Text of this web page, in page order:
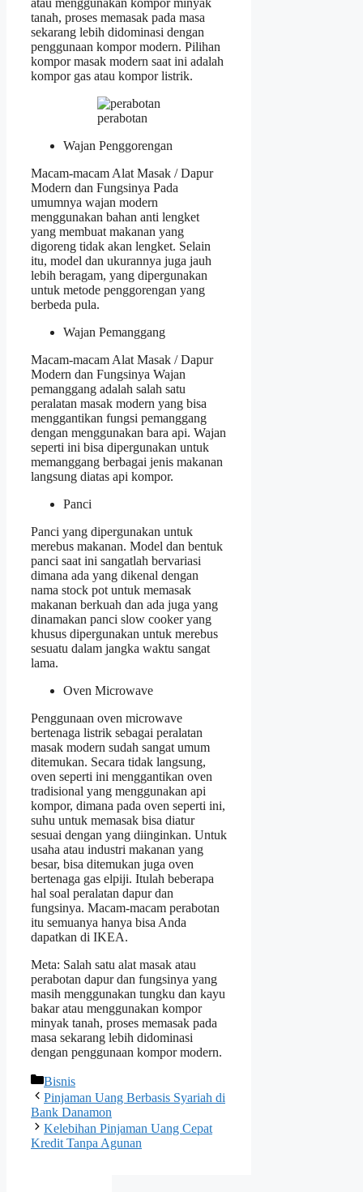
atau menggunakan kompor minyak
tanah, proses memasak pada masa
sekarang lebih didominasi dengan
penggunaan kompor modern. Pilihan
kompor masak modern saat ini adalah
kompor gas atau kompor listrik.
perabotan
Wajan Penggorengan
Macam-macam Alat Masak / Dapur
Modern dan Fungsinya Pada
umumnya wajan modern
menggunakan bahan anti lengket
yang membuat makanan yang
digoreng tidak akan lengket. Selain
itu, model dan ukurannya juga jauh
lebih beragam, yang dipergunakan
untuk metode penggorengan yang
berbeda pula.
Wajan Pemanggang
Macam-macam Alat Masak / Dapur
Modern dan Fungsinya Wajan
pemanggang adalah salah satu
peralatan masak modern yang bisa
menggantikan fungsi pemanggang
dengan menggunakan bara api. Wajan
seperti ini bisa dipergunakan untuk
memanggang berbagai jenis makanan
langsung diatas api kompor.
Panci
Panci yang dipergunakan untuk
merebus makanan. Model dan bentuk
panci saat ini sangatlah bervariasi
dimana ada yang dikenal dengan
nama stock pot untuk memasak
makanan berkuah dan ada juga yang
dinamakan panci slow cooker yang
khusus dipergunakan untuk merebus
sesuatu dalam jangka waktu sangat
lama.
Oven Microwave
Penggunaan oven microwave
bertenaga listrik sebagai peralatan
masak modern sudah sangat umum
ditemukan. Secara tidak langsung,
oven seperti ini menggantikan oven
tradisional yang menggunakan api
kompor, dimana pada oven seperti ini,
suhu untuk memasak bisa diatur
sesuai dengan yang diinginkan. Untuk
usaha atau industri makanan yang
besar, bisa ditemukan juga oven
bertenaga gas elpiji. Itulah beberapa
hal soal peralatan dapur dan
fungsinya. Macam-macam perabotan
itu semuanya hanya bisa Anda
dapatkan di IKEA.
Meta: Salah satu alat masak atau
perabotan dapur dan fungsinya yang
masih menggunakan tungku dan kayu
bakar atau menggunakan kompor
minyak tanah, proses memasak pada
masa sekarang lebih didominasi
dengan penggunaan kompor modern.
Categories
Bisnis
Pinjaman Uang Berbasis Syariah di
Bank Danamon
Kelebihan Pinjaman Uang Cepat
Kredit Tanpa Agunan